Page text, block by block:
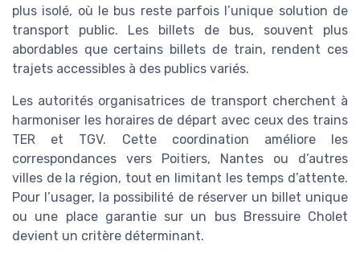
plus isolé, où le bus reste parfois l’unique solution de
transport public. Les billets de bus, souvent plus
abordables que certains billets de train, rendent ces
trajets accessibles à des publics variés.
Les autorités organisatrices de transport cherchent à
harmoniser les horaires de départ avec ceux des trains
TER et TGV. Cette coordination améliore les
correspondances vers Poitiers, Nantes ou d’autres
villes de la région, tout en limitant les temps d’attente.
Pour l’usager, la possibilité de réserver un billet unique
ou une place garantie sur un bus Bressuire Cholet
devient un critère déterminant.